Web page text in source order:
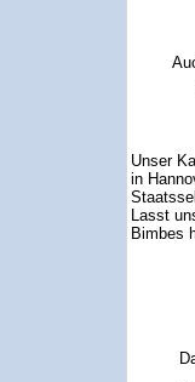
Unser
in
Lasst
Bimbes